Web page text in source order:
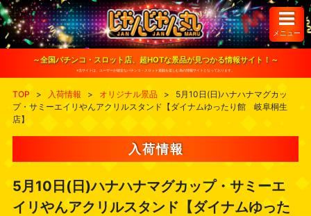
S
k
i
o
メニュー
～全国パチンコ・スロット店、超HOTな景品が見つかる情報サイト！～
※当サイトは、ユーザーが健全なパチンコ・スロット遊戯を楽しむ為の情報サイトとなっております。
TOP > 入荷情報 > オリジナル景品 >
5月10日(日)ハナハナマグカッ
プ・サミーエイリやんアクリルスタンド【ダイナムゆったり館 岐阜桐生
店】
入荷情報
5月10日(日)ハナハナマグカップ・サミーエ
イリやんアクリルスタンド【ダイナムゆった